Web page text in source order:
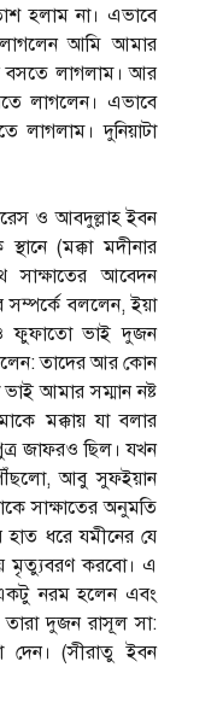
হলাম না। এভাবে
আমি আমার
বসতে ‍লাগলাম। আর
লাগলেন। এভাবে
দুনিয়াটা
ও আবদুল্লাহ ইবন
(মক্কা মদীনার
আবেদন
সম্পর্কে বললেন, ইয়া
ও ফুফাতো ভাই দুজন
তাদের আর কোন
আমার সম্মান নষ্ট
মক্কায় যা বলার
জাফরও ছিল। যখন
আবু সুফইয়ান
সাক্ষাতের অনুমতি
ধরে যমীনের যে
‍মৃত্যুবরণ করবো। এ
নরম হলেন এবং
তারা দুজন রাসূল সা:
(সীরাতু ইবন